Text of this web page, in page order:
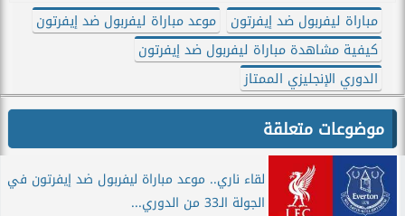
مباراة ليفربول ضد إيفرتون
موعد مباراة ليفربول ضد إيفرتون
كيفية مشاهدة مباراة ليفربول ضد إيفرتون
الدوري الإنجليزي الممتاز
موضوعات متعلقة
لقاء ناري.. موعد مباراة ليفربول ضد إيفرتون في
الجولة الـ33 من الدوري...